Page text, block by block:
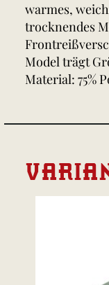
warmes,
trocknendes
Model trägt
Material: 75%